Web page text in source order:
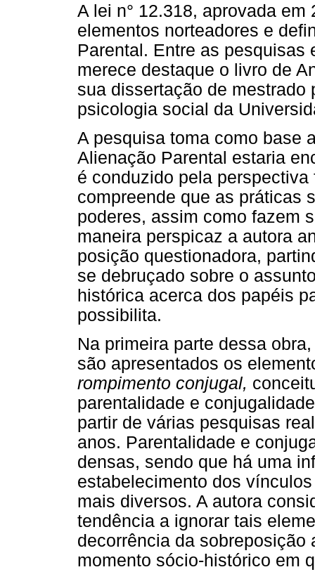
A lei n° 12.318, aprovada
elementos norteadores e
Parental. Entre as pesquisas
merece destaque o livro de
sua dissertação de mestrado
psicologia social da
A pesquisa toma como base
Alienação Parental estaria
é conduzido pela
compreende que as práticas
poderes, assim como fazem
maneira perspicaz a autora
posição questionadora,
se debruçado sobre o
histórica acerca dos papéis
possibilita.
Na primeira parte dessa
são apresentados os
rompimento conjugal,
parentalidade e
partir de várias pesquisas
anos. Parentalidade e
densas, sendo que há uma
estabelecimento dos
mais diversos. A autora
tendência a ignorar tais
decorrência da
momento sócio-histórico em